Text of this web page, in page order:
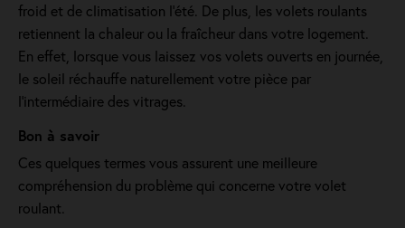
froid et de climatisation l’été. De plus, les volets roulants
retiennent la chaleur ou la fraîcheur dans votre logement.
En effet, lorsque vous laissez vos volets ouverts en journée,
le soleil réchauffe naturellement votre pièce par
l'intermédiaire des vitrages.
Bon à savoir
Ces quelques termes vous assurent une meilleure
compréhension du problème qui concerne votre volet
roulant.